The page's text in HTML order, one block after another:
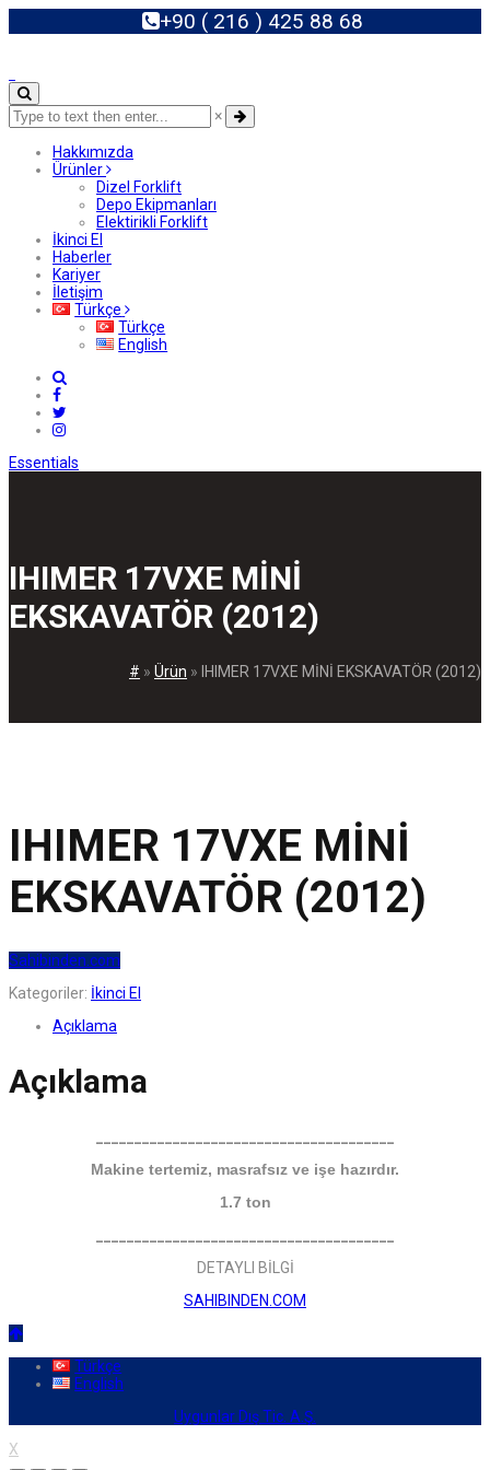
+90 ( 216 ) 425 88 68
×
Hakkımızda
Ürünler
Dizel Forklift
Depo Ekipmanları
Elektirikli Forklift
İkinci El
Haberler
Kariyer
İletişim
Türkçe
Türkçe
English
Essentials
IHIMER 17VXE MİNİ
EKSKAVATÖR (2012)
# » Ürün » IHIMER 17VXE MİNİ EKSKAVATÖR (2012)
IHIMER 17VXE MİNİ
EKSKAVATÖR (2012)
Sahibinden.com
Kategoriler: İkinci El
Açıklama
Açıklama
Makine tertemiz, masrafsız ve işe hazırdır.
1.7 ton
DETAYLI BİLGİ
SAHIBINDEN.COM
Türkçe
English
Uygunlar Dış Tic. A.Ş.
X